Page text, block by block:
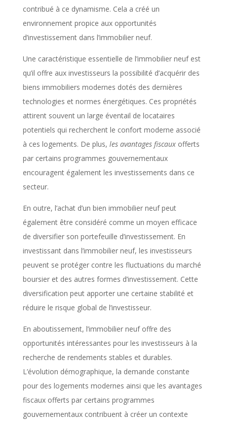
contribué à ce dynamisme. Cela a créé un
environnement propice aux opportunités
d’investissement dans l’immobilier neuf.
Une caractéristique essentielle de l’immobilier neuf est
qu’il offre aux investisseurs la possibilité d’acquérir des
biens immobiliers modernes dotés des dernières
technologies et normes énergétiques. Ces propriétés
attirent souvent un large éventail de locataires
potentiels qui recherchent le confort moderne associé
à ces logements. De plus, les avantages fiscauxofferts
par certains programmes gouvernementaux
encouragent également les investissements dans ce
secteur.
En outre, l’achat d’un bien immobilier neuf peut
également être considéré comme un moyen efficace
de diversifier son portefeuille d’investissement. En
investissant dans l’immobilier neuf, les investisseurs
peuvent se protéger contre les fluctuations du marché
boursier et des autres formes d’investissement. Cette
diversification peut apporter une certaine stabilité et
réduire le risque global de l’investisseur.
En aboutissement, l’immobilier neuf offre des
opportunités intéressantes pour les investisseurs à la
recherche de rendements stables et durables.
L’évolution démographique, la demande constante
pour des logements modernes ainsi que les avantages
fiscaux offerts par certains programmes
gouvernementaux contribuent à créer un contexte